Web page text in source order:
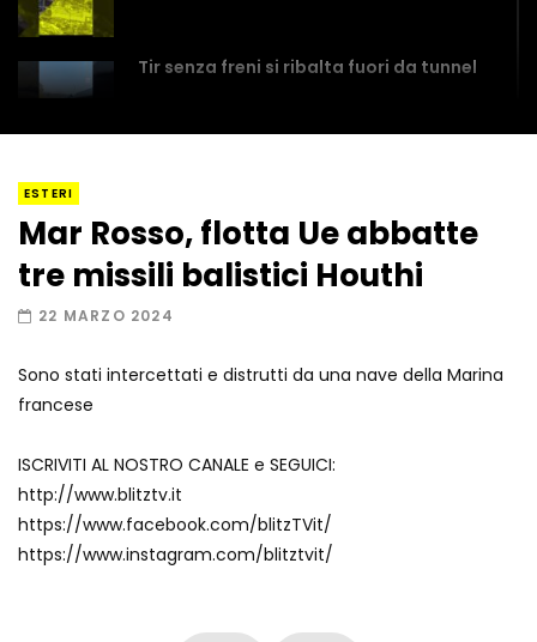
Tir senza freni si ribalta fuori da tunnel
Amiocuggino fa saltare in aria il drone
Due navi USA si scontrano in mare
ESTERI
Mar Rosso, flotta Ue abbatte
tre missili balistici Houthi
22 MARZO 2024
Sono stati intercettati e distrutti da una nave della Marina
francese
ISCRIVITI AL NOSTRO CANALE e SEGUICI:
http://www.blitztv.it
https://www.facebook.com/blitzTVit/
https://www.instagram.com/blitztvit/